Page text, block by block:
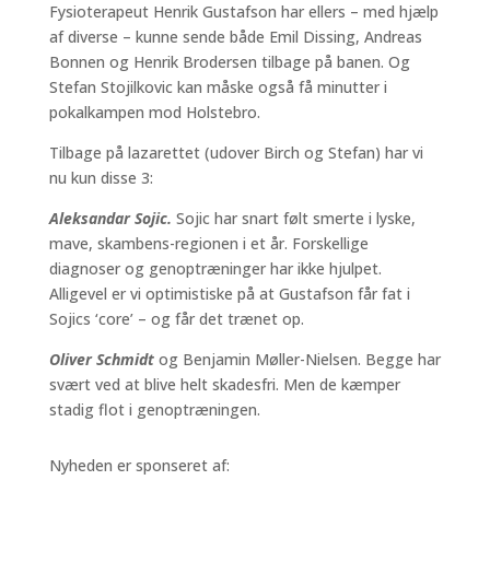
Fysioterapeut Henrik Gustafson har ellers – med hjælp
af diverse – kunne sende både Emil Dissing, Andreas
Bonnen og Henrik Brodersen tilbage på banen. Og
Stefan Stojilkovic kan måske også få minutter i
pokalkampen mod Holstebro.
Tilbage på lazarettet (udover Birch og Stefan) har vi
nu kun disse 3:
Aleksandar Sojic. Sojic har snart følt smerte i lyske,
mave, skambens-regionen i et år. Forskellige
diagnoser og genoptræninger har ikke hjulpet.
Alligevel er vi optimistiske på at Gustafson får fat i
Sojics ‘core’ – og får det trænet op.
Oliver Schmidtog Benjamin Møller-Nielsen. Begge har
svært ved at blive helt skadesfri. Men de kæmper
stadig flot i genoptræningen.
Nyheden er sponseret af: